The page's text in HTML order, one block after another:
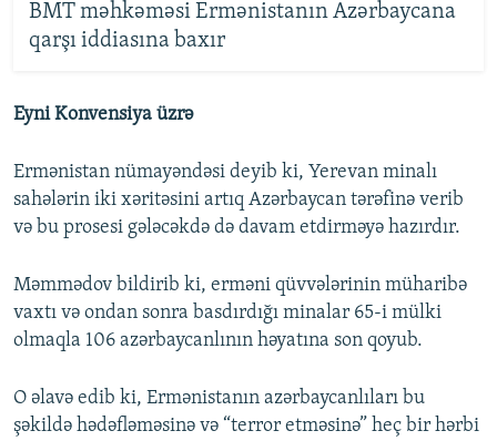
BMT məhkəməsi Ermənistanın Azərbaycana
qarşı iddiasına baxır
Eyni Konvensiya üzrə
Ermənistan nümayəndəsi deyib ki, Yerevan minalı
sahələrin iki xəritəsini artıq Azərbaycan tərəfinə verib
və bu prosesi gələcəkdə də davam etdirməyə hazırdır.
Məmmədov bildirib ki, erməni qüvvələrinin müharibə
vaxtı və ondan sonra basdırdığı minalar 65-i mülki
olmaqla 106 azərbaycanlının həyatına son qoyub.
O əlavə edib ki, Ermənistanın azərbaycanlıları bu
şəkildə hədəfləməsinə və “terror etməsinə” heç bir hərbi